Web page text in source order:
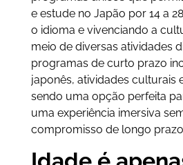
e estude no Japão por 14 a
o idioma e vivenciando a
meio de diversas atividades
programas de curto prazo
japonês, atividades culturais
sendo uma opção perfeita
uma experiência imersiva
compromisso de longo